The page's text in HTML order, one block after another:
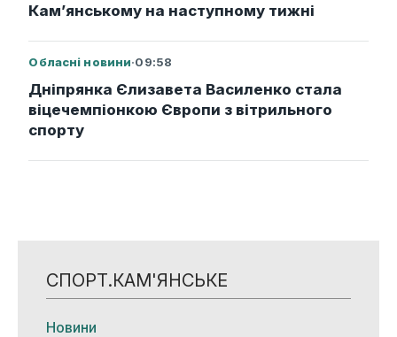
Кам’янському на наступному тижні
Обласні новини·09:58
Дніпрянка Єлизавета Василенко стала
віцечемпіонкою Європи з вітрильного
спорту
СПОРТ.КАМ'ЯНСЬКЕ
Новини